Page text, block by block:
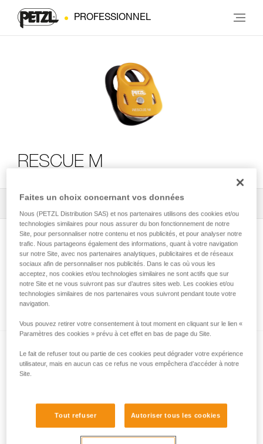
PROFESSIONNEL
RESCUE M
Tous les conseils techniques 2
Comment calculer le rapport de mouflage
Tests d’efficacité et rendement de mouflages
avec MAESTRO, I’D S, PRO TRAXION,
Faites un choix concernant vos données
Nous (PETZL Distribution SAS) et nos partenaires utilisons des cookies et/ou
technologies similaires pour nous assurer du bon fonctionnement de notre
Site, pour personnaliser notre contenu et nos publicités, et pour analyser notre
trafic. Nous partageons également des informations, quant à votre navigation
sur notre Site, avec nos partenaires analytiques, publicitaires et de réseaux
sociaux afin de personnaliser nos publicités. Dans le cas où vous les
acceptez, nos cookies et/ou technologies similaires ne sont actifs que sur
notre Site et ne vous suivront pas sur d’autres sites web. Les cookies et/ou
technologies similaires de nos partenaires vous suivront pendant toute votre
navigation.
Vous pouvez retirer votre consentement à tout moment en cliquant sur le lien «
Paramètres des cookies » prévu à cet effet en bas de page du Site.
Le fait de refuser tout ou partie de ces cookies peut dégrader votre expérience
utilisateur, mais en aucun cas ce refus ne vous empêchera d’accéder à notre
Site.
Tout refuser Autoriser tous les cookies